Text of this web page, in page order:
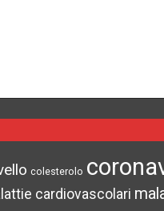
cardiovascolari
cervello tumore alla prostata